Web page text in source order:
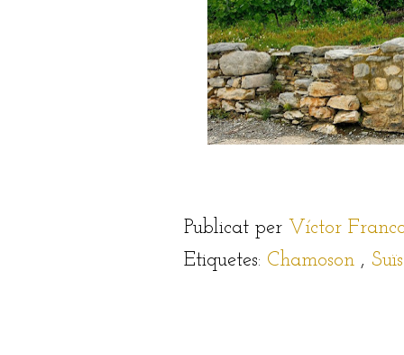
Publicat per Víctor
Etiquetes: Chamoson ,